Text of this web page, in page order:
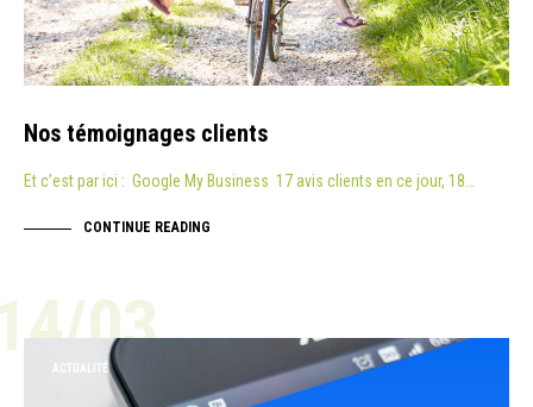
Nos témoignages clients
Et c’est par ici : Google My Business 17 avis clients en ce jour, 18…
CONTINUE READING
03
ACTUALITÉ